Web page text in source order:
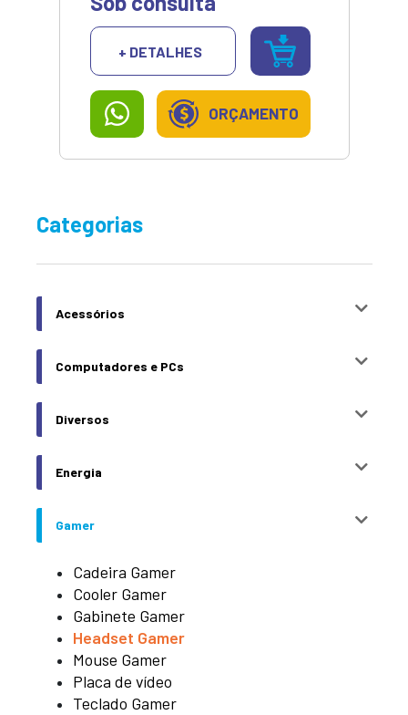
Categorias
Acessórios
Computadores e PCs
Diversos
Energia
Gamer
Cadeira Gamer
Cooler Gamer
Gabinete Gamer
Headset Gamer
Mouse Gamer
Placa de vídeo
Teclado Gamer
+ DETALHES
ORÇAMENTO